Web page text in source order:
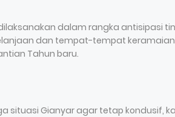
dalam rangka antisipasi
dan tempat-tempat
Tahun baru.
situasi Gianyar agar tetap kondusif,